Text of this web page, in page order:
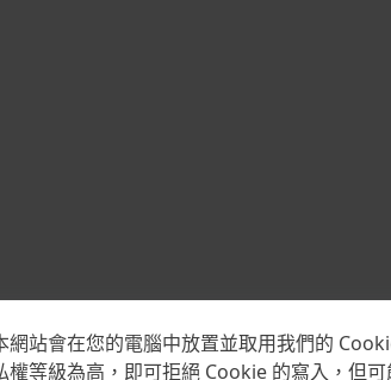
網站會在您的電腦中放置並取用我們的
權等級為高，即可拒絕 Cookie 的寫入，但